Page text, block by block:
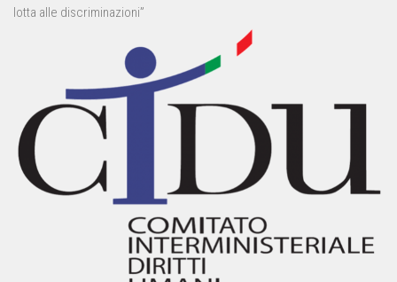
lotta alle discriminazioni”